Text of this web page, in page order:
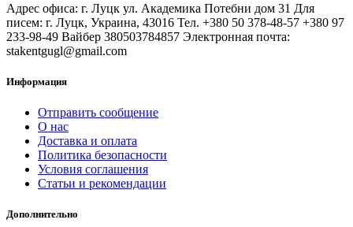
Адрес офиса: г. Луцк ул. Академика Потебни дом 31 Для
писем: г. Луцк, Украина, 43016 Тел. +380 50 378-48-57 +380 97
233-98-49 Вайбер 380503784857 Электронная почта:
stakentgugl@gmail.com
Информация
Отправить сообщение
О нас
Доставка и оплата
Политика безопасности
Условия соглашения
Статьи и рекомендации
Дополнительно